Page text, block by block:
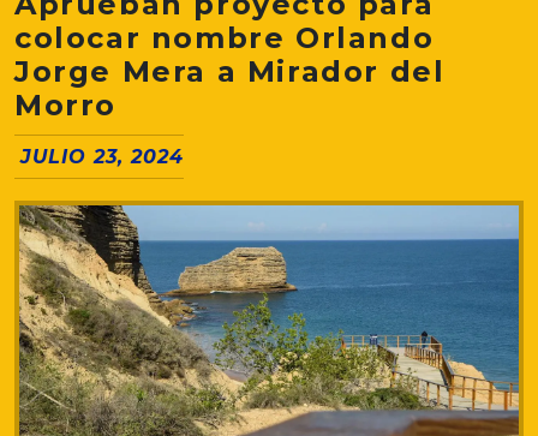
colocar nombre Orlando
Jorge Mera a Mirador del
Morro
JULIO 23, 2024